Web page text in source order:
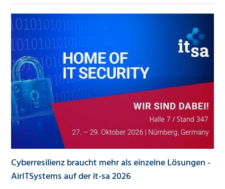
Cyberresilienz braucht mehr als einzelne Lösungen -
AirITSystems auf der it-sa 2026